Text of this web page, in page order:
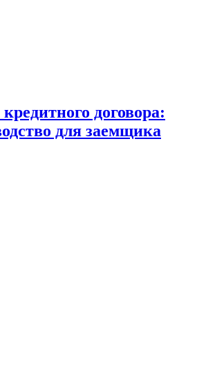
договора:
для заемщика